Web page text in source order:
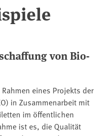
von Bio-
eines Projekts der
in Zusammenarbeit mit
im öffentlichen
ist es, die Qualität